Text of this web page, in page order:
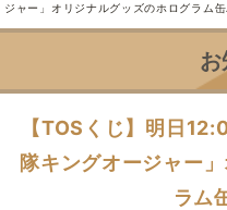
ジャー」オリジナルグッズのホログラム缶
【TOSくじ】明日
隊キングオージャー
ラム